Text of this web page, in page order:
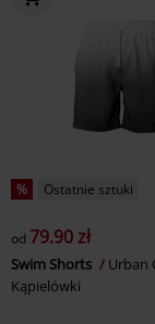
% Ostatnie sztuki
od 79.90 zł
Swim Shorts
Urban
Kąpielówki